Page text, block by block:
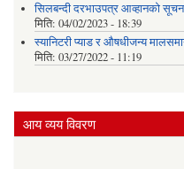
सिलबन्दी दरभाउपत्र आव्हानको
मिति: 04/02/2023 - 18:39
स्यानिटरी प्याड र ‌औषधीजन्य
मिति: 03/27/2022 - 11:19
आय व्यय विवरण